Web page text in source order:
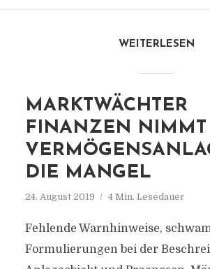
WEITERLESEN
MARKTWÄCHTER
FINANZEN NIMMT
DIE MANGEL
24. August 2019 4 Min. Lesedauer
Fehlende Warnhinweise,
Formulierungen bei der